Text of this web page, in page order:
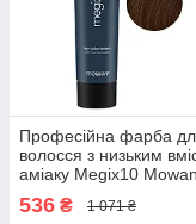
Професійна фарба
волосся з низьким
аміаку Megix10
темно-русявий
100 мл
536 ₴ 1 071 ₴